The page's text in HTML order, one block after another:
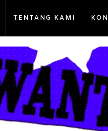
TENTANG KAMI